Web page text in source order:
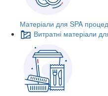
Матеріали для SPA
Витратні матеріали